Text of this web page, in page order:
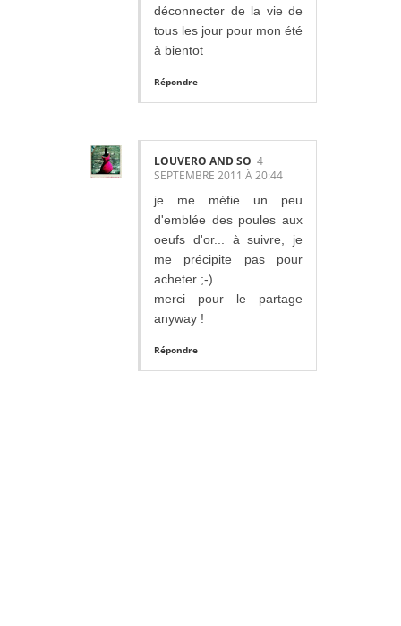
déconnecter de la vie de
tous les jour pour mon été
à bientot
Répondre
LOUVERO AND SO 4
SEPTEMBRE 2011 À 20:44
je me méfie un peu
d'emblée des poules aux
oeufs d'or... à suivre, je
me précipite pas pour
acheter ;-)
merci pour le partage
anyway !
Répondre